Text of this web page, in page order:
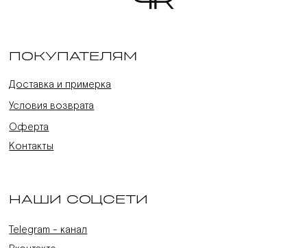
ПОКУПАТЕЛЯМ
НАШИ СОЦСЕТИ
Telegram - канал
Доставка и примерка
Условия возврата
Оферта
Контакты